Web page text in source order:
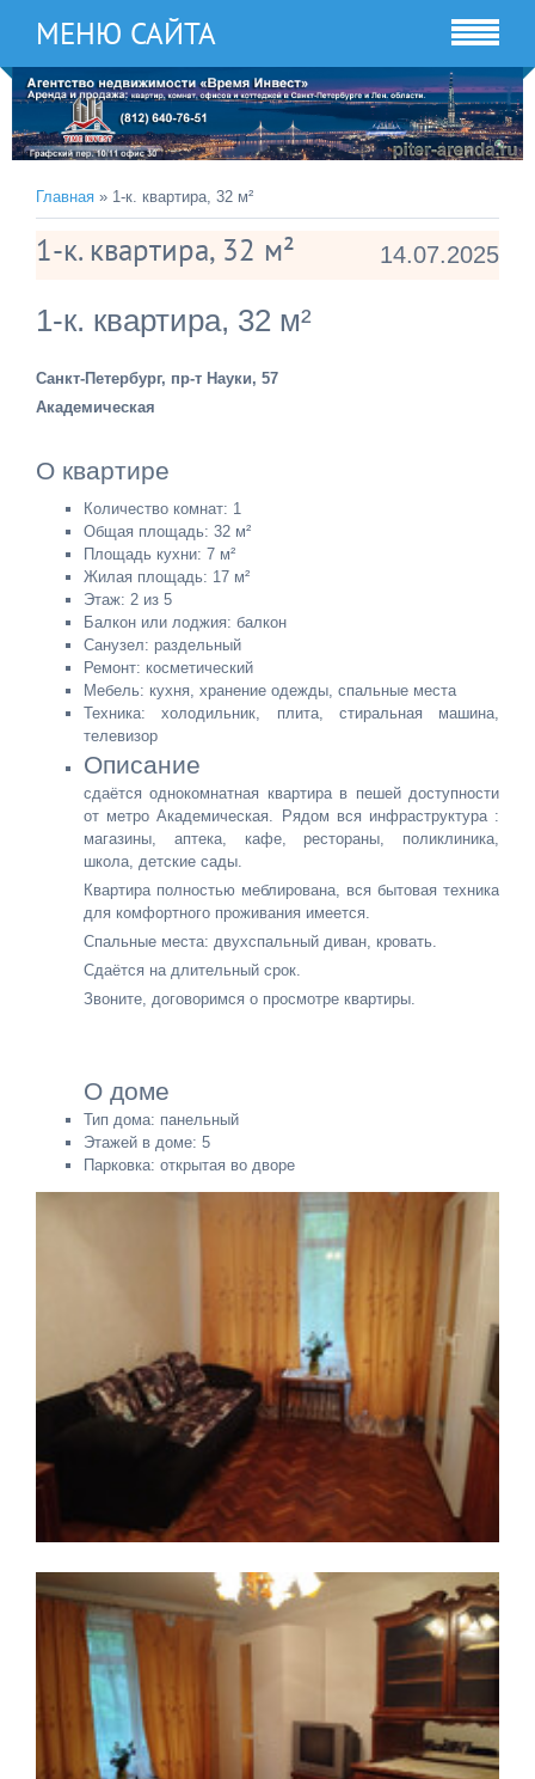
МЕНЮ САЙТА
Главная » 1-к. квартира, 32 м²
14.07.2025
1-к. квартира, 32 м²
1-к. квартира, 32 м²
Санкт-Петербург, пр-т Науки, 57
Академическая
О квартире
Количество комнат: 1
Общая площадь: 32 м²
Площадь кухни: 7 м²
Жилая площадь: 17 м²
Этаж: 2 из 5
Балкон или лоджия: балкон
Санузел: раздельный
Ремонт: косметический
Мебель: кухня, хранение одежды, спальные места
Техника: холодильник, плита, стиральная машина,
телевизор
Описание
сдаётся однокомнатная квартира в пешей доступности
от метро Академическая. Рядом вся инфраструктура :
магазины, аптека, кафе, рестораны, поликлиника,
школа, детские сады.
Квартира полностью меблирована, вся бытовая техника
для комфортного проживания имеется.
Спальные места: двухспальный диван, кровать.
Сдаётся на длительный срок.
Звоните, договоримся о просмотре квартиры.
О доме
Тип дома: панельный
Этажей в доме: 5
Парковка: открытая во дворе